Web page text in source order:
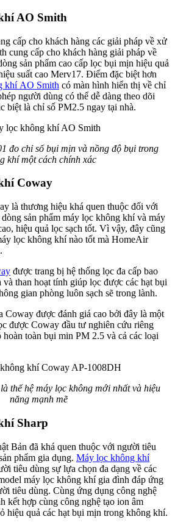
AO Smith
cấp cho khách hàng các giải pháp về xử
cung cấp cho khách hàng giải pháp về
sản phẩm cao cấp lọc bụi mịn hiệu quả
suất cao Merv17. Điểm đặc biệt hơn
khí AO Smith có màn hình hiển thị về chỉ
người dùng có thể dễ dàng theo dõi
biệt là chỉ số PM2.5 ngay tại nhà.
đo chỉ số bụi mịn và nồng độ bụi trong
khí một cách chính xác
Coway
là thương hiệu khá quen thuộc đối với
sản phẩm máy lọc không khí và máy
hiệu quả lọc sạch tốt. Vì vậy, đây cũng
lọc không khí nào tốt mà HomeAir
được trang bị hệ thống lọc đa cấp bao
và than hoạt tính giúp lọc được các hạt bụi
gian phòng luôn sạch sẽ trong lành.
Coway được đánh giá cao bởi đây là một
được Coway đầu tư nghiên cứu riêng
toàn bụi min PM 2.5 và cả các loại
thế hệ máy lọc không mới nhất và hiệu
năng mạnh mẽ
Sharp
Bản đã khá quen thuộc với người tiêu
phẩm gia dụng. Máy lọc không khí
tiêu dùng sự lựa chọn đa dạng về các
máy lọc không khí gia đình đáp ứng
tiêu dùng. Cùng ứng dụng công nghệ
kết hợp cùng công nghệ tạo ion âm
hiệu quả các hạt bụi mịn trong không khí.